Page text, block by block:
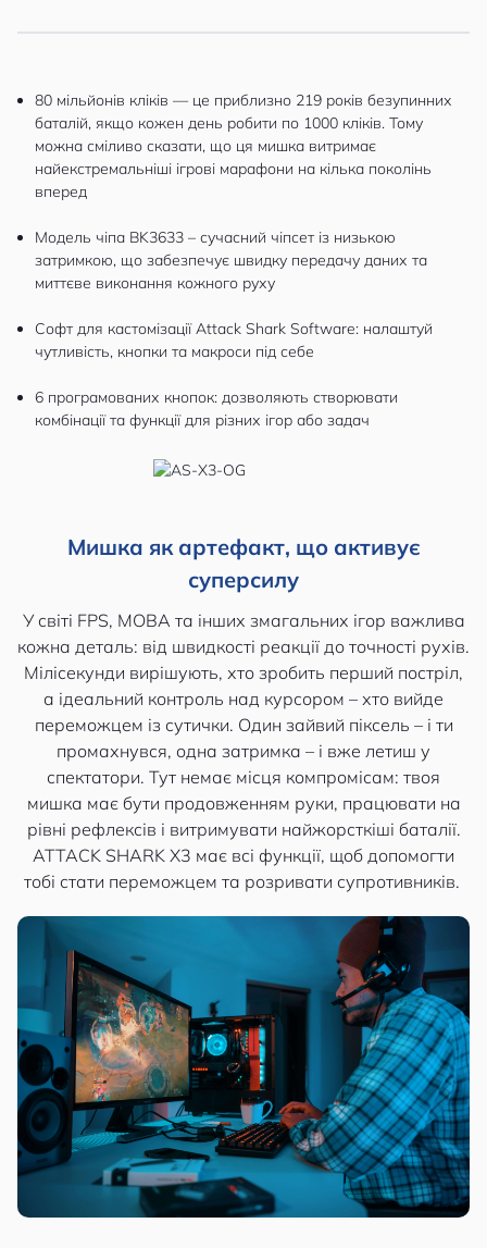
80 мільйонів кліків — це приблизно 219 років безупинних
баталій, якщо кожен день робити по 1000 кліків. Тому
можна сміливо сказати, що ця мишка витримає
найекстремальніші ігрові марафони на кілька поколінь
вперед
Модель чіпа BK3633 – сучасний чіпсет із низькою
затримкою, що забезпечує швидку передачу даних та
миттєве виконання кожного руху
Софт для кастомізації Attack Shark Software: налаштуй
чутливість, кнопки та макроси під себе
6 програмованих кнопок: дозволяють створювати
комбінації та функції для різних ігор або задач
Мишка як артефакт, що активує
суперсилу
У світі FPS, MOBA та інших змагальних ігор важлива
кожна деталь: від швидкості реакції до точності рухів.
Мілісекунди вирішують, хто зробить перший постріл,
а ідеальний контроль над курсором – хто вийде
переможцем із сутички. Один зайвий піксель – і ти
промахнувся, одна затримка – і вже летиш у
спектатори. Тут немає місця компромісам: твоя
мишка має бути продовженням руки, працювати на
рівні рефлексів і витримувати найжорсткіші баталії.
ATTACK SHARK X3 має всі функції, щоб допомогти
тобі стати переможцем та розривати супротивників.